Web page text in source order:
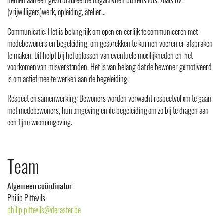
(vrijwilligers)werk, opleiding, atelier…
Communicatie: Het is belangrijk om open en eerlijk te communiceren met
medebewoners en begeleiding, om gesprekken te kunnen voeren en afspraken
te maken. Dit helpt bij het oplossen van eventuele moeilijkheden en het
voorkomen van misverstanden. Het is van belang dat de bewoner gemotiveerd
is om actief mee te werken aan de begeleiding.
Respect en samenwerking: Bewoners worden verwacht respectvol om te gaan
met medebewoners, hun omgeving en de begeleiding om zo bij te dragen aan
een fijne woonomgeving.
Team
Algemeen coördinator
Philip Pittevils
philip.pittevils@deraster.be